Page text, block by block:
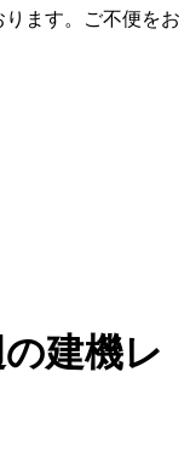
ます。ご不便をお
建機レ